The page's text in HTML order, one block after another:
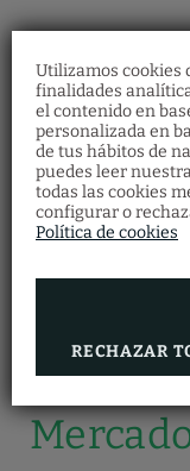
Utilizamos cookies
finalidades
el contenido en
personalizada en
de tus hábitos de
puedes leer
todas las cookies
configurar o
Política de cookies
RECHAZAR